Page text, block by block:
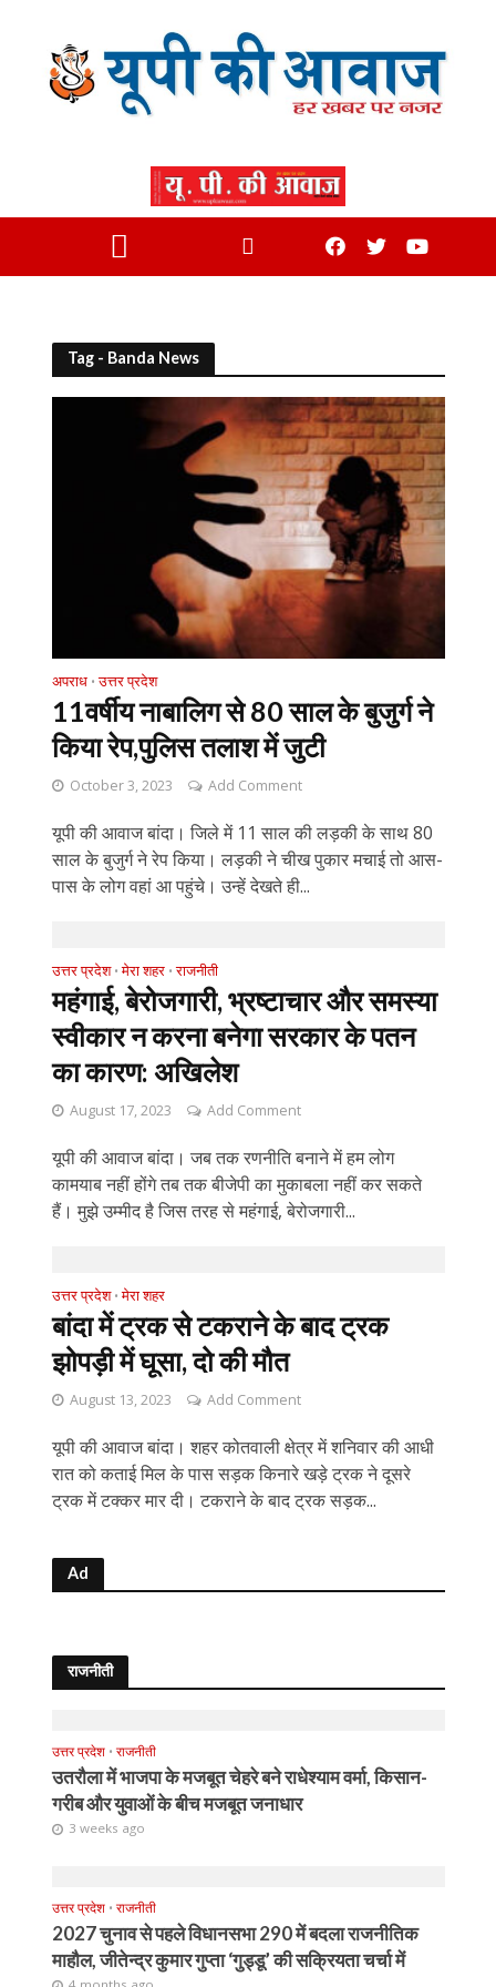
Tag - Banda News
अपराध • उत्तर प्रदेश
11वर्षीय नाबालिग से 80 साल के बुजुर्ग ने
किया रेप,पुलिस तलाश में जुटी
October 3, 2023 Add Comment
यूपी की आवाज बांदा। जिले में 11 साल की लड़की के साथ 80
साल के बुजुर्ग ने रेप किया। लड़की ने चीख पुकार मचाई तो आस-
पास के लोग वहां आ पहुंचे। उन्हें देखते ही...
उत्तर प्रदेश • मेरा शहर • राजनीती
महंगाई, बेरोजगारी, भ्रष्टाचार और समस्या
स्वीकार न करना बनेगा सरकार के पतन
का कारण: अखिलेश
August 17, 2023 Add Comment
यूपी की आवाज बांदा। जब तक रणनीति बनाने में हम लोग
कामयाब नहीं होंगे तब तक बीजेपी का मुकाबला नहीं कर सकते
हैं। मुझे उम्मीद है जिस तरह से महंगाई, बेरोजगारी...
उत्तर प्रदेश • मेरा शहर
बांदा में ट्रक से टकराने के बाद ट्रक
झोपड़ी में घूसा, दो की मौत
August 13, 2023 Add Comment
यूपी की आवाज बांदा। शहर कोतवाली क्षेत्र में शनिवार की आधी
रात को कताई मिल के पास सड़क किनारे खड़े ट्रक ने दूसरे
ट्रक में टक्कर मार दी। टकराने के बाद ट्रक सड़क...
Ad
राजनीती
उत्तर प्रदेश • राजनीती
उतरौला में भाजपा के मजबूत चेहरे बने राधेश्याम वर्मा, किसान-
गरीब और युवाओं के बीच मजबूत जनाधार
3 weeks ago
उत्तर प्रदेश • राजनीती
2027 चुनाव से पहले विधानसभा 290 में बदला राजनीतिक
माहौल, जीतेन्द्र कुमार गुप्ता ‘गुड्डू’ की सक्रियता चर्चा में